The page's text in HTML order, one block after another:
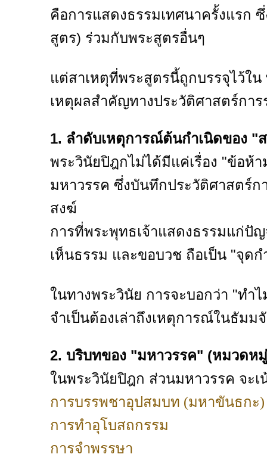
คือการแสดงธรรมเทศนาครั้งแรก
สูตร) ร่วมกับพระสูตรอื่นๆ
แต่สาเหตุที่พระสูตรนี้ถูกบรรจุไว้ใ
เหตุผลสำคัญทางประวัติศาสตร์กา
1. ลำดับเหตุการณ์ต้นกำเนิดของ "
พระวินัยปิฎกไม่ได้มีแค่เรื่อง "ข้อห้
มหาวรรค ซึ่งบันทึกประวัติศาสตร์
สงฆ์
การที่พระพุทธเจ้าแสดงธรรมแก่
เห็นธรรม และขอบวช ถือเป็น "จุด
ในทางพระวินัย การจะบอกว่า "ทำ
จำเป็นต้องเล่าถึงเหตุการณ์ในธัม
2. บริบทของ "มหาวรรค" (หมวดห
ในพระวินัยปิฎก ส่วนมหาวรรค จะเ
การบรรพชาอุปสมบท (มหาขันธกะ)
การทำอุโบสถกรรม
การจำพรรษา